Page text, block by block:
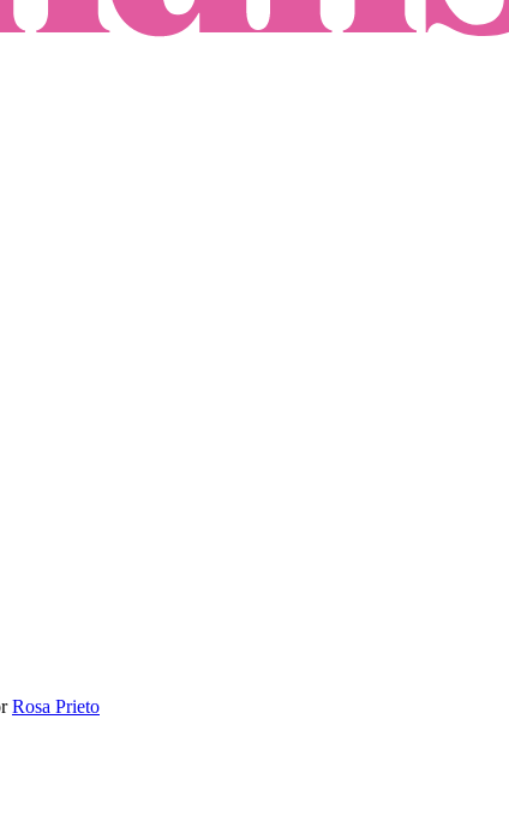
Rosa Prieto